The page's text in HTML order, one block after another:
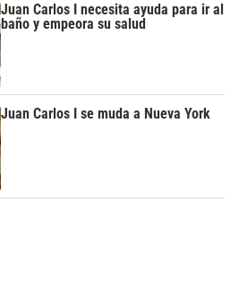
Juan Carlos I necesita ayuda para ir al
baño y empeora su salud
Juan Carlos I se muda a Nueva York